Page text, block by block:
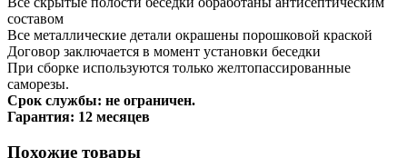
составом
Все металлические детали окрашены порошковой краской
Договор заключается в момент установки беседки
При сборке используются только желтопассированные
саморезы.
Срок службы: не ограничен.
Гарантия: 12 месяцев
Похожие товары